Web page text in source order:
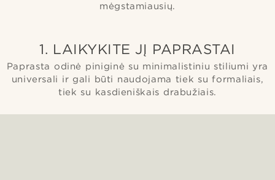
mėgstamiausių.
1. LAIKYKITE JĮ PAPRASTAI
Paprasta odinė piniginė su minimalistiniu stiliumi yra
universali ir gali būti naudojama tiek su formaliais,
tiek su kasdieniškais drabužiais.